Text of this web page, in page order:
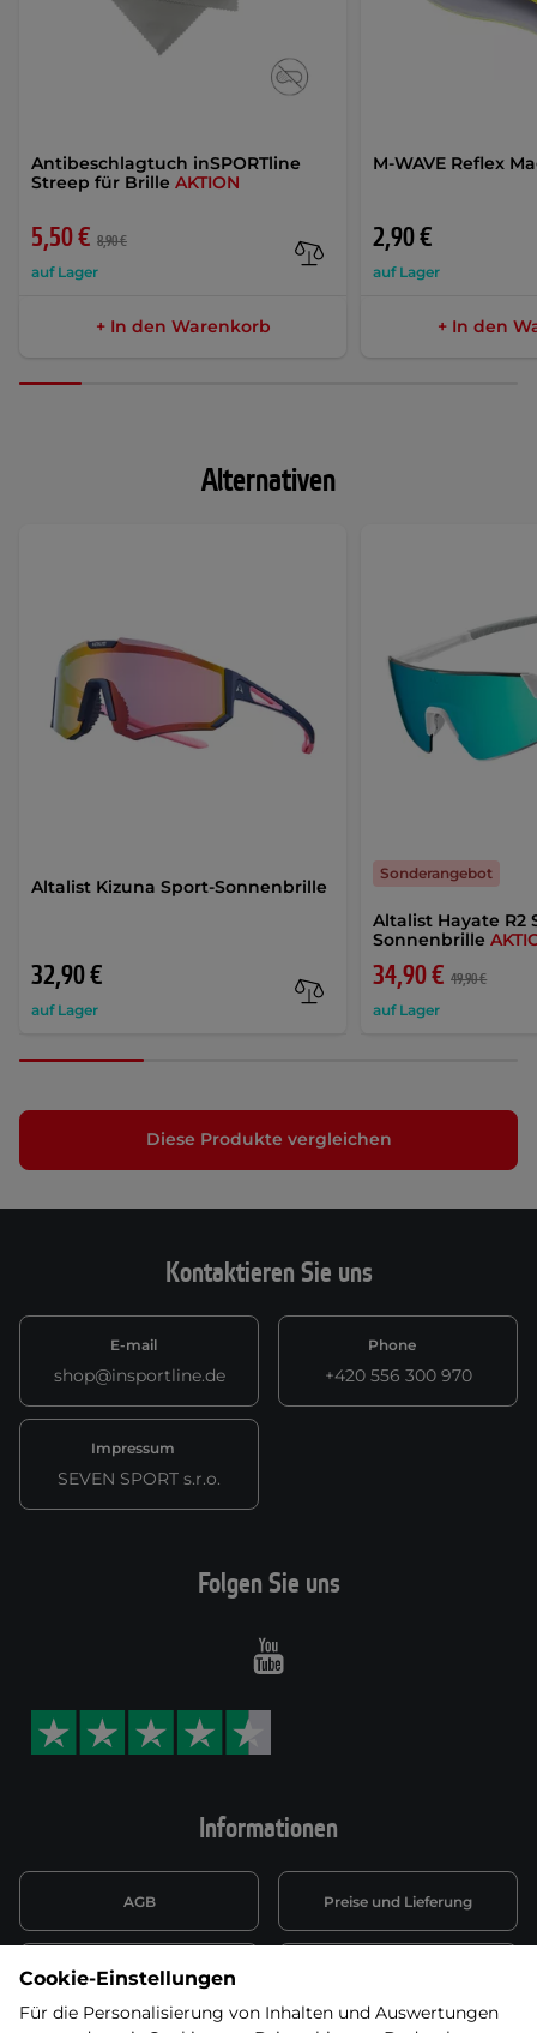
Antibeschlagtuch inSPORTline
Streep für Brille AKTION
5,50 € 8,90 €
auf Lager
+ In den Warenkorb
M-WAVE Reflex
2,90 €
auf Lager
+ In den
Alternativen
Altalist Kizuna Sport-Sonnenbrille
32,90 €
auf Lager
Altalist Hayate R2
Sonnenbrille
34,90 € 49,90 €
auf Lager
Sonderangebot
Diese Produkte vergleichen
Kontaktieren Sie uns
E-mail
shop@insportline.de
Phone
+420 556 300 970
Impressum
SEVEN SPORT s.r.o.
Informationen
AGB Preise und Lieferung
Datenschutzerklärung
Folgen Sie uns
Youtube
Cookie-Einstellungen
Für die Personalisierung von Inhalten und Auswertungen